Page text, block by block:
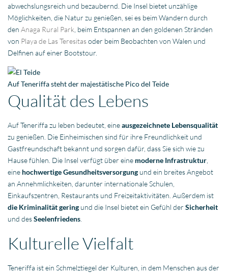
abwechslungsreich und bezaubernd. Die Insel bietet unzählige
Möglichkeiten, die Natur zu genießen, sei es beim Wandern durch
denAnaga Rural Park , beim Entspannen an den goldenen Stränden
von Playa de Las Teresitasoder beim Beobachten von Walen und
Delfinen auf einer Bootstour.
Auf Teneriffa steht der majestätische Pico del Teide
Qualität des Lebens
Auf Teneriffa zu leben bedeutet, eineausgezeichnete Lebensqualität
zu genießen. Die Einheimischen sind für ihre Freundlichkeit und
Gastfreundschaft bekannt und sorgen dafür, dass Sie sich wie zu
Hause fühlen. Die Insel verfügt über eine moderne Infrastruktur
eine hochwertige Gesundheitsversorgung und ein breites Angebot
an Annehmlichkeiten, darunter internationale Schulen,
Einkaufszentren, Restaurants und Freizeitaktivitäten. Außerdem ist
die Kriminalität gering und die Insel bietet ein Gefühl derSicherheit
und desSeelenfriedens
Kulturelle Vielfalt
Teneriffa ist ein Schmelztiegel der Kulturen, in dem Menschen aus der